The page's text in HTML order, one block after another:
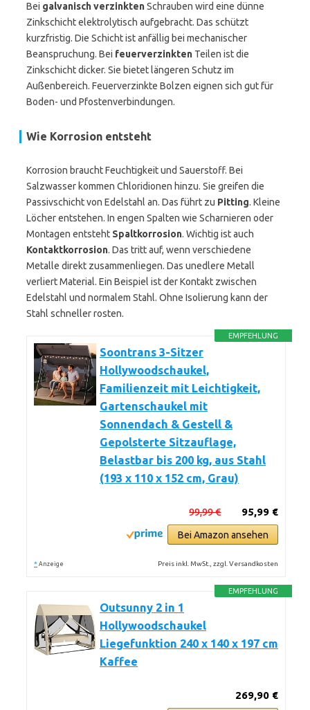
Bei galvanisch verzinktenSchrauben wird eine dünne
Zinkschicht elektrolytisch aufgebracht. Das schützt
kurzfristig. Die Schicht ist anfällig bei mechanischer
Beanspruchung. Bei feuerverzinkten Teilen ist die
Zinkschicht dicker. Sie bietet längeren Schutz im
Außenbereich. Feuerverzinkte Bolzen eignen sich gut für
Boden- und Pfostenverbindungen.
Wie Korrosion entsteht
Korrosion braucht Feuchtigkeit und Sauerstoff. Bei
Salzwasser kommen Chloridionen hinzu. Sie greifen die
Passivschicht von Edelstahl an. Das führt zu Pitting. Kleine
Löcher entstehen. In engen Spalten wie Scharnieren oder
Montagen entsteht Spaltkorrosion. Wichtig ist auch
Kontaktkorrosion. Das tritt auf, wenn verschiedene
Metalle direkt zusammenliegen. Das unedlere Metall
verliert Material. Ein Beispiel ist der Kontakt zwischen
Edelstahl und normalem Stahl. Ohne Isolierung kann der
Stahl schneller rosten.
EMPFEHLUNG
Soontrans 3-Sitzer
Hollywoodschaukel,
Familienzeit mit Leichtigkeit,
Gartenschaukel mit
Sonnendach & Gestell &
Gepolsterte Sitzauflage,
Belastbar bis 200 kg, aus Stahl
(193 x 110 x 152 cm, Grau)
95,99 €
99,99 €
Bei Amazon ansehen
* Anzeige Preis inkl. MwSt., zzgl. Versandkosten
EMPFEHLUNG
Outsunny 2 in 1
Hollywoodschaukel
Liegefunktion 240 x 140 x 197 cm
Kaffee
269,90 €